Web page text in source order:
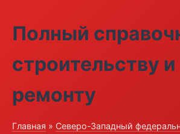
Полный
строительству и
ремонту
Главная » Северо-Западный